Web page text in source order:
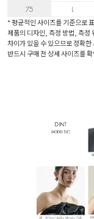
75
L
* 평균적인 사이즈를 기준으로
제품의 디자인, 측정 방법, 측정
차이가 있을 수 있으므로 정확한
반드시 구매 전 상세 사이즈를